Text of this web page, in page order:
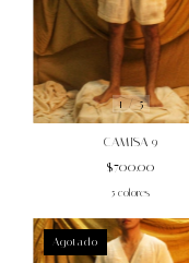
1/5
CAMISA 9
$700.00
5 colores
Agotado